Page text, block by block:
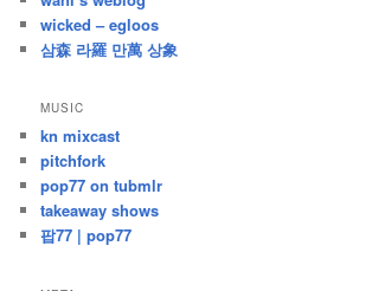
wicked – egloos
삼森 라羅 만萬 상象
MUSIC
kn mixcast
pitchfork
pop77 on tubmlr
takeaway shows
팝77 | pop77